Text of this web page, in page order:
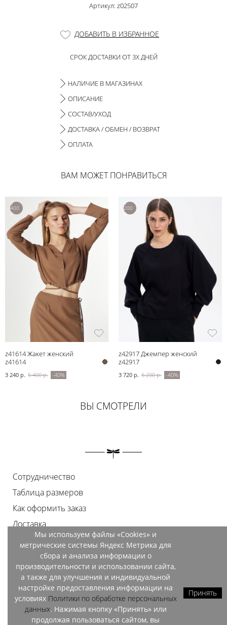
Артикул: z02507
ДОБАВИТЬ В ИЗБРАННОЕ
СРОК ДОСТАВКИ ОТ 3Х ДНЕЙ
НАЛИЧИЕ В МАГАЗИНАХ
ОПИСАНИЕ
СОСТАВ/УХОД
ДОСТАВКА / ОБМЕН / ВОЗВРАТ
ОПЛАТА
ВАМ МОЖЕТ ПОНРАВИТЬСЯ
5
400
р.
z41614 Жакет женский
z41614
3 240 р. 5 400 р. -40%
6
200
р.
z42917 Джемпер женский
z42917
3 720 р. 6 200 р. -40%
ВЫ СМОТРЕЛИ
Сотрудничество
Таблица размеров
Как оформить заказ
Доставка
Оплата
Возврат
Документы
Контакты
Магазины
Мы используем файлы «Cookies» и
метрические системы Яндекс Метрика для
сбора и анализа информации о
производительности и использовании сайта,
а также для улучшения и индивидуальной
настройке предоставления информации на
условиях Политики по обработке персональных
данных. Нажимая кнопку «Принять» или
продолжая пользоваться сайтом, вы
Принять